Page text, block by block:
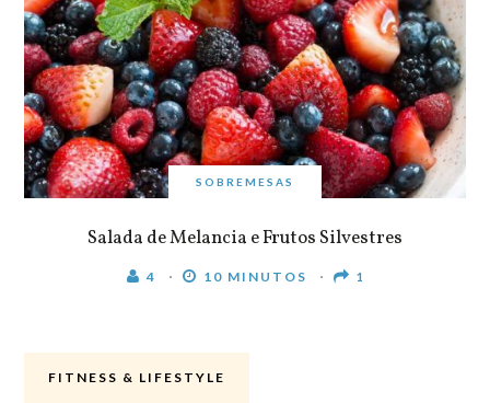
SOBREMESAS
Salada de Melancia e Frutos Silvestres
4 10 MINUTOS 1
FITNESS & LIFESTYLE